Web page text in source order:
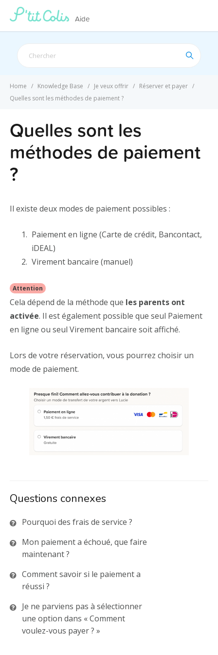
Aide
Home Knowledge Base Je veux offrir
Réserver et payer
Quelles sont les méthodes de paiement ?
Quelles sont les
méthodes de paiement
?
Il existe deux modes de paiement possibles :
Paiement en ligne (Carte de crédit, Bancontact,
iDEAL)
Virement bancaire (manuel)
Attention
Cela dépend de la méthode que les parents ont
activée. Il est également possible que seul Paiement
en ligne ou seul Virement bancaire soit affiché.
Lors de votre réservation, vous pourrez choisir un
mode de paiement.
Questions connexes
Pourquoi des frais de service ?
Mon paiement a échoué, que faire
maintenant ?
Comment savoir si le paiement a
réussi ?
Je ne parviens pas à sélectionner
une option dans « Comment
voulez-vous payer ? »